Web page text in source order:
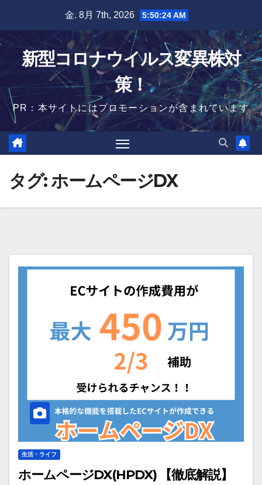
content
金. 8月 7th, 2026 5:50:25 AM
新型コロナウイルス変異株対
策！
PR：本サイトにはプロモーションが含まれています
タグ:ホームページDX
生活・ライフ
ホームページDX(HPDX) 【徹底解説】